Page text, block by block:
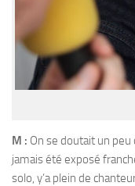
M : On se doutait un peu
jamais été exposé
solo, y’a plein de